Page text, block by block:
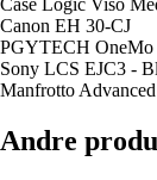
Case Logic Viso
Canon EH 30-CJ
PGYTECH OneMo
Sony LCS EJC3 -
Manfrotto
Andre